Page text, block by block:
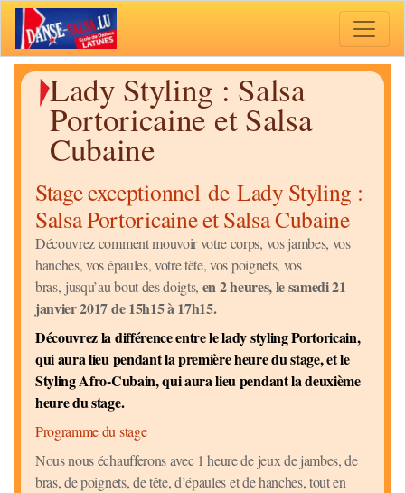
Lady Styling : Salsa
Portoricaine et Salsa
Cubaine
Stage exceptionnel de Lady Styling :
Salsa Portoricaine et Salsa Cubaine
Découvrez comment mouvoir votre corps, vos jambes, vos
hanches, vos épaules, votre tête, vos poignets, vos
bras, jusqu’au bout des doigts, en 2 heures, le samedi 21
janvier 2017 de 15h15 à 17h15.
Découvrez la différence entre le lady styling Portoricain,
qui aura lieu pendant la première heure du stage, et le
Styling Afro-Cubain, qui aura lieu pendant la deuxième
heure du stage.
Programme du stage
Nous nous échaufferons avec 1 heure de jeux de jambes, de
bras, de poignets, de tête, d’épaules et de hanches, tout en